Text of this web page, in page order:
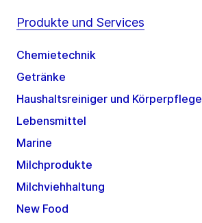
Produkte und Services
Chemietechnik
Getränke
Haushaltsreiniger und Körperpflege
Lebensmittel
Marine
Milchprodukte
Milchviehhaltung
New Food